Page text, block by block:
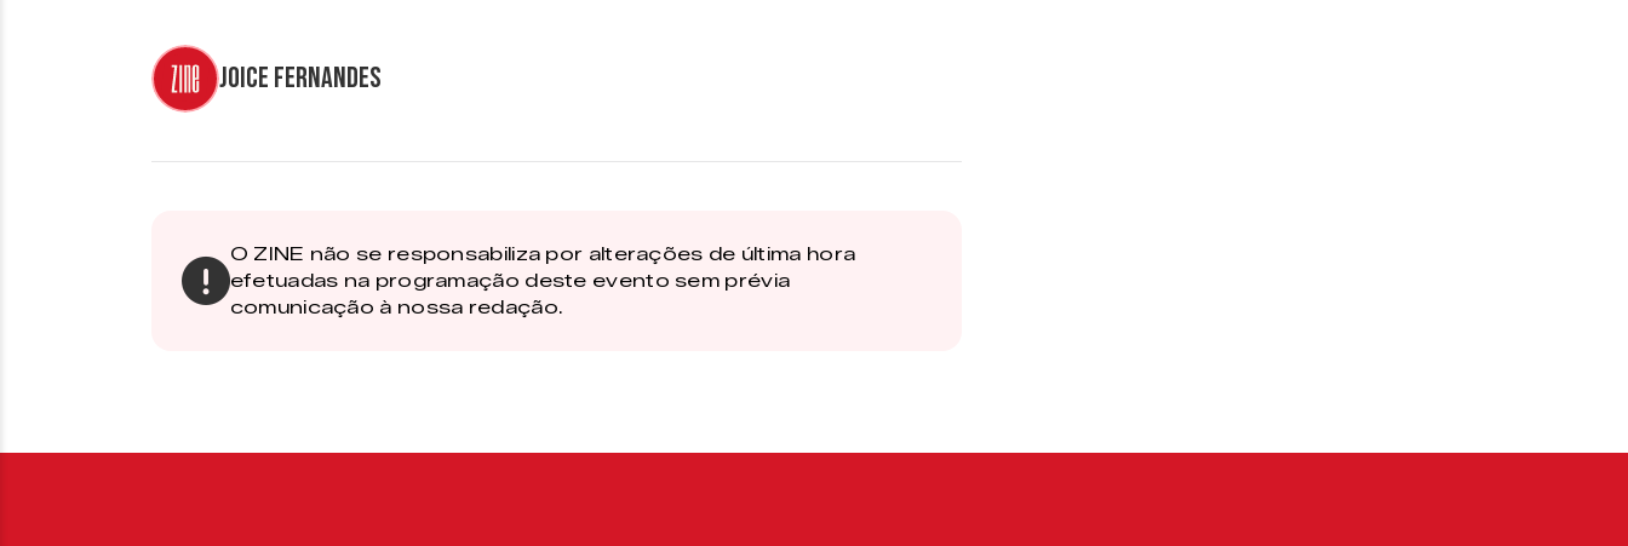
Joice Fernandes
O ZINE não se responsabiliza por alterações de última hora
efetuadas na programação deste evento sem prévia
comunicação à nossa redação.